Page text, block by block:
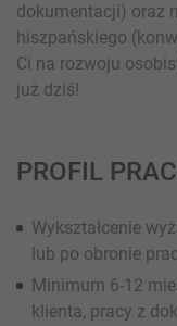
dokumentacji) oraz
hiszpańskiego
Ci na rozwoju
już dziś!
PROFIL
Wykształcenie
lub po obronie
Minimum 6-12
klienta, pracy z